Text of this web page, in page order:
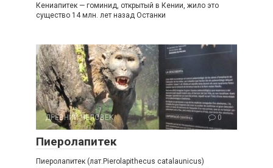
Кениапитек — гоминид, открытый в Кении, жило это
существо 14 млн. лет назад Останки
ДРЕВНИЙ ЧЕЛОВЕК 0
Пиеролапитек
Пиеролапитек (лат.Pierolapithecus catalaunicus)